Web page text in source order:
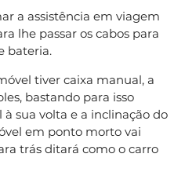
a assistência em viagem
lhe passar os cabos para
bateria.
tiver caixa manual, a
bastando para isso
sua volta e a inclinação do
em ponto morto vai
trás ditará como o carro